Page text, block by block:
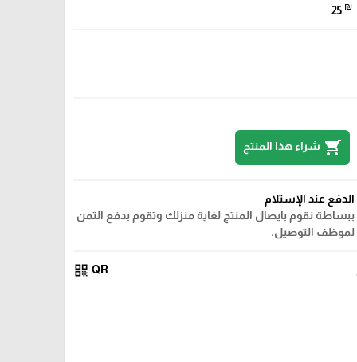
25 ₪
shopping_cart شراء هذا المنتج
الدفع عند الإستلام
ببساطة نقوم بايصال المنتج لغاية منزلك وتقوم بدفع الثمن
لموظف التوصيل.
QR
qr_code